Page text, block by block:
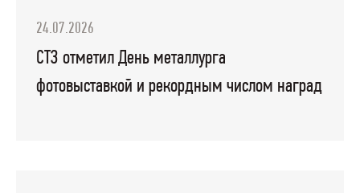
24.07.2026
СТЗ отметил День металлурга
фотовыставкой и рекордным числом наград